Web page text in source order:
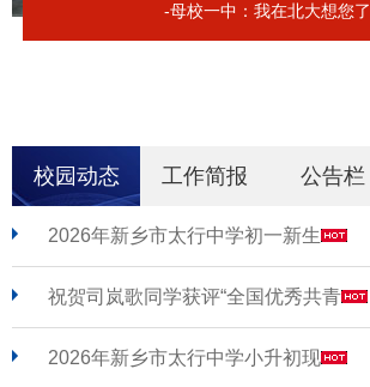
-母校一中：我在北大想您了
校园动态 工作简报 公告栏
2026年新乡市太行中学初一新生
祝贺司岚歌同学获评“全国优秀共青
2026年新乡市太行中学小升初现